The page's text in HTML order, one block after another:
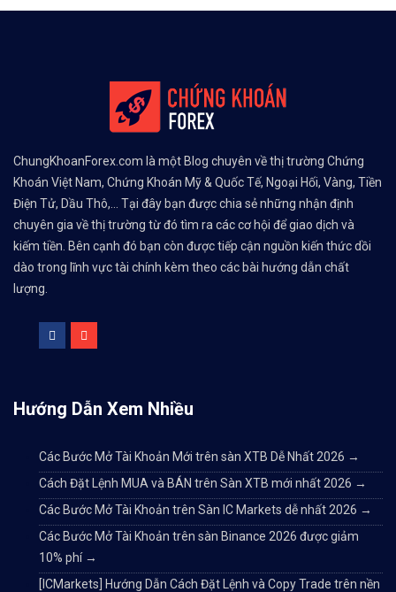
ChungKhoanForex.com là một Blog chuyên về thị trường Chứng
Khoán Việt Nam, Chứng Khoán Mỹ & Quốc Tế, Ngoại Hối, Vàng, Tiền
Điện Tử, Dầu Thô,... Tại đây bạn được chia sẻ những nhận định
chuyên gia về thị trường từ đó tìm ra các cơ hội để giao dịch và
kiếm tiền. Bên cạnh đó bạn còn được tiếp cận nguồn kiến thức dồi
dào trong lĩnh vực tài chính kèm theo các bài hướng dẫn chất
lượng.
Hướng Dẫn Xem Nhiều
Các Bước Mở Tài Khoản Mới trên sàn XTB Dễ Nhất 2026 →
Cách Đặt Lệnh MUA và BÁN trên Sàn XTB mới nhất 2026 →
Các Bước Mở Tài Khoản trên Sàn IC Markets dễ nhất 2026 →
Các Bước Mở Tài Khoản trên sàn Binance 2026 được giảm
10% phí →
[ICMarkets] Hướng Dẫn Cách Đặt Lệnh và Copy Trade trên nền